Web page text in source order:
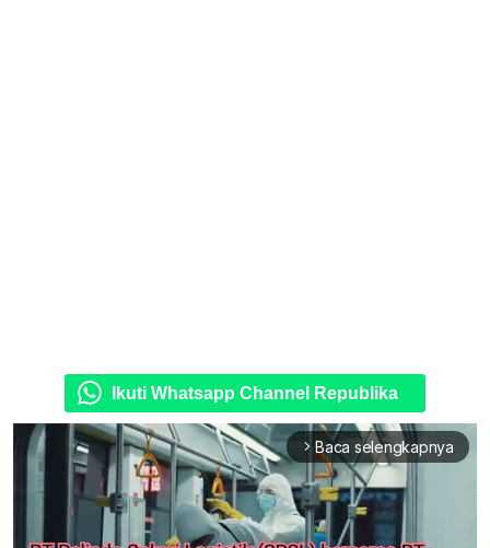
Ikuti Whatsapp Channel Republika
arrow_forward_ios Baca selengkapnya